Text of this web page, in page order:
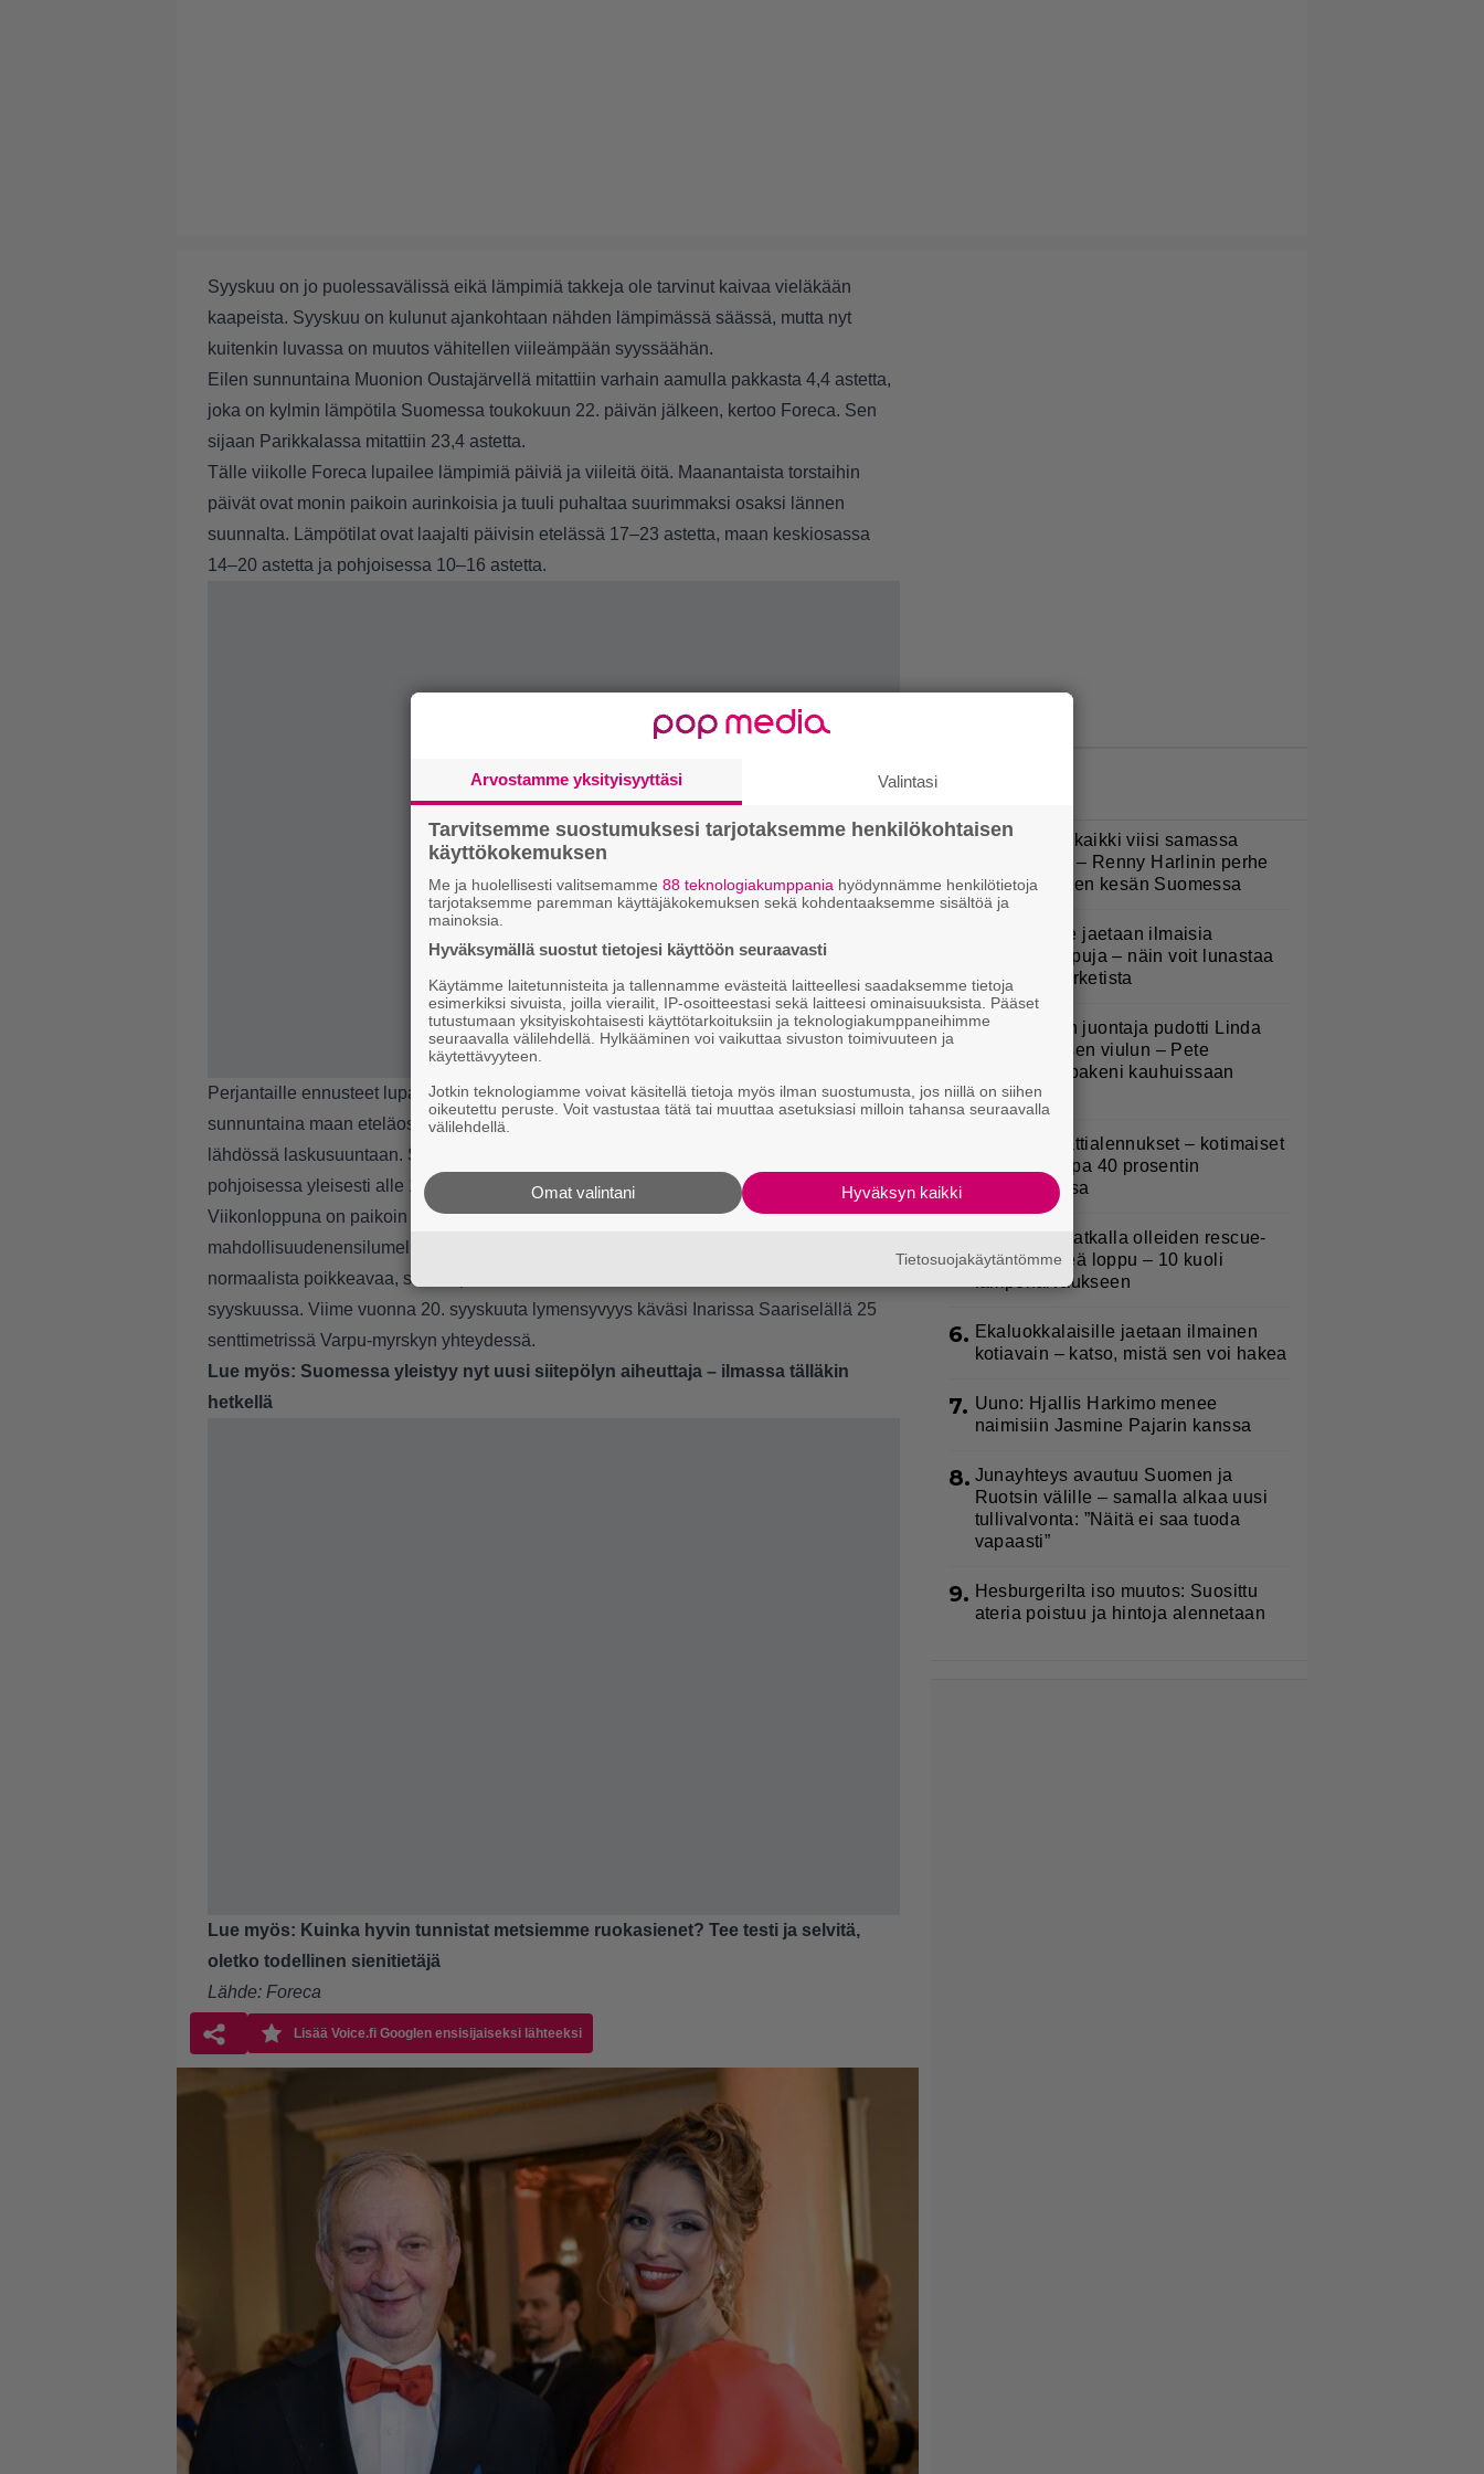
Syyskuu on jo puolessavälissä eikä lämpimiä takkeja ole tarvinut kaivaa vieläkään
kaapeista. Syyskuu on kulunut ajankohtaan nähden lämpimässä säässä, mutta nyt
kuitenkin luvassa on muutos vähitellen viileämpään syyssäähän.
Eilen sunnuntaina Muonion Oustajärvellä mitattiin varhain aamulla pakkasta 4,4 astetta,
joka on kylmin lämpötila Suomessa toukokuun 22. päivän jälkeen, kertoo Foreca. Sen
sijaan Parikkalassa mitattiin 23,4 astetta.
Tälle viikolle Foreca lupailee lämpimiä päiviä ja viileitä öitä. Maanantaista torstaihin
päivät ovat monin paikoin aurinkoisia ja tuuli puhaltaa suurimmaksi osaksi lännen
suunnalta. Lämpötilat ovat laajalti päivisin etelässä 17–23 astetta, maan keskiosassa
14–20 astetta ja pohjoisessa 10–16 astetta.
Perjantaille ennusteet lupailevat kylmän luoteistuulen voimistuvan, joka yltää
sunnuntaina maan eteläosaan. Ajoitus voi vielä muuttua, mutta lämpötila on kuitenkin
lähdössä laskusuuntaan. Sunnuntaina etelässä saattaa olla jo alle 15 astetta ja
pohjoisessa yleisesti alle 10 astetta.
Viikonloppuna on paikoin liikkeellä myös sadekuuroja, joka luo
mahdollisuudenensilumelle Pohjois-Lapissa erityisesti tuntureille. Tämä ei olisi
normaalista poikkeavaa, sillä Lapissa ensimmäiset lumisateet tulevat tavallisestikin elo-
syyskuussa. Viime vuonna 20. syyskuuta lymensyvyys käväsi Inarissa Saariselällä 25
senttimetrissä Varpu-myrskyn yhteydessä.
Lue myös: Suomessa yleistyy nyt uusi siitepölyn aiheuttaja – ilmassa tälläkin
hetkellä
Lue myös: Kuinka hyvin tunnistat metsiemme ruokasienet? Tee testi ja selvitä,
oletko todellinen sienitietäjä
Lähde: Foreca
Lisää Voice.fi Googlen ensisijaiseksi lähteeksi
1. ”Nukuimme kaikki viisi samassa
huoneessa” – Renny Harlinin perhe
vietti unelmien kesän Suomessa
Koululaisille jaetaan ilmaisia
heijastinreppuja – näin voit lunastaa
omasi S-marketista
3. Tv-ohjelman juontaja pudotti Linda
Lampeniuksen viulun – Pete
Parkkonen pakeni kauhuissaan
paikalta
Lidl aloitti jättialennukset – kotimaiset
kasvikset jopa 40 prosentin
alennuksessa
Suomeen matkalla olleiden rescue-
koirien hirveä loppu – 10 kuoli
lämpöhalvaukseen
6. Ekaluokkalaisille jaetaan ilmainen
kotiavain – katso, mistä sen voi hakea
7. Uuno: Hjallis Harkimo menee
naimisiin Jasmine Pajarin kanssa
8. Junayhteys avautuu Suomen ja
Ruotsin välille – samalla alkaa uusi
tullivalvonta: ”Näitä ei saa tuoda
vapaasti”
9. Hesburgerilta iso muutos: Suosittu
ateria poistuu ja hintoja alennetaan
Arvostamme yksityisyyttäsi Valintasi
Tarvitsemme suostumuksesi tarjotaksemme henkilökohtaisen
käyttökokemuksen
Me ja huolellisesti valitsemamme 88 teknologiakumppania hyödynnämme henkilötietoja
tarjotaksemme paremman käyttäjäkokemuksen sekä kohdentaaksemme sisältöä ja
mainoksia.
Hyväksymällä suostut tietojesi käyttöön seuraavasti
Käytämme laitetunnisteita ja tallennamme evästeitä laitteellesi saadaksemme tietoja
esimerkiksi sivuista, joilla vierailit, IP-osoitteestasi sekä laitteesi ominaisuuksista. Pääset
tutustumaan yksityiskohtaisesti käyttötarkoituksiin ja teknologiakumppaneihimme
seuraavalla välilehdellä. Hylkääminen voi vaikuttaa sivuston toimivuuteen ja
käytettävyyteen.
Jotkin teknologiamme voivat käsitellä tietoja myös ilman suostumusta, jos niillä on siihen
oikeutettu peruste. Voit vastustaa tätä tai muuttaa asetuksiasi milloin tahansa seuraavalla
välilehdellä.
Hyväksyn kaikki
Omat valintani
Tietosuojakäytäntömme